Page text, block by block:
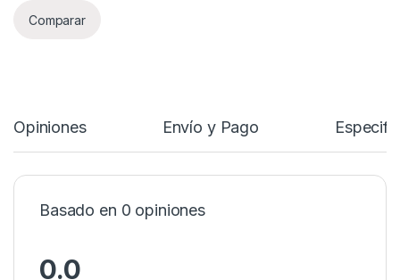
Comparar
Opiniones Envío y Pago
Basado en 0 opiniones
0.0